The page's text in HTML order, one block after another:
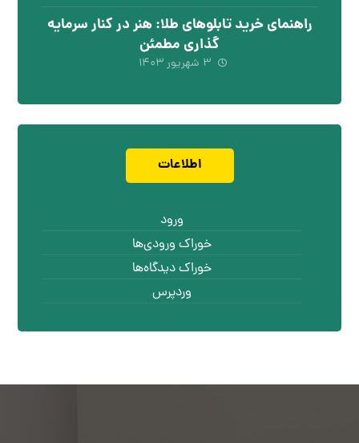
راهنمای خرید تابلوهای طلا: هنر در کنار سرمایه
گذاری مطمئن
۳ شهریور ۱۴۰۳
اطلاعات
ورود
خوراک ورودی‌ها
خوراک دیدگاه‌ها
وردپرس